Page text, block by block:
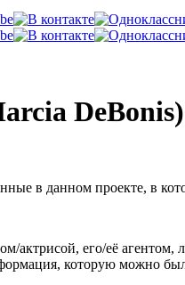
DeBonis)
в данном проекте, в
актрисой, его/её
которую можно